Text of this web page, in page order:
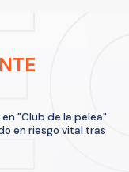
"Club de la pelea"
en riesgo vital tras